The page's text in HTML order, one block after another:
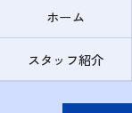
ホーム
スタッフ紹介